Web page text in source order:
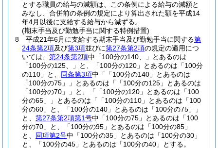
とする職員の給与の減額は、この条例による給与の減額と
みなし、合併前の条例の規定により算出された額を平成14
年4月以後に支給する給与から減ずる。
(期末手当及び勤勉手当に関する特例措置)
8
平成21年6月に支給する期末手当及び勤勉手当に関する第
24条第2項及び第3項並びに第27条第2項の規定の適用につ
いては、 第24条第2項中「100分の140、」とあるのは
「100分の125、」と、「100分の120」とあるのは「100分
の110」と、 同条第3項中「「100分の140」とあるのは
「100分の75」」とあるのは「「100分の125」とあるのは
「100分の70」」と、「「100分の120」とあるのは「100
分の65」」とあるのは「「100分の110」とあるのは「100
分の60」と、「100分の140」とあるのは「100分の75」」
と、 第27条第2項第1号中「100分の75」とあるのは「100
分の70」と、「100分の95」とあるのは「100分の85」
と、 同項第2号中「100分の35」とあるのは「100分の30」
と、「100分の45」とあるのは「100分の40」とする。